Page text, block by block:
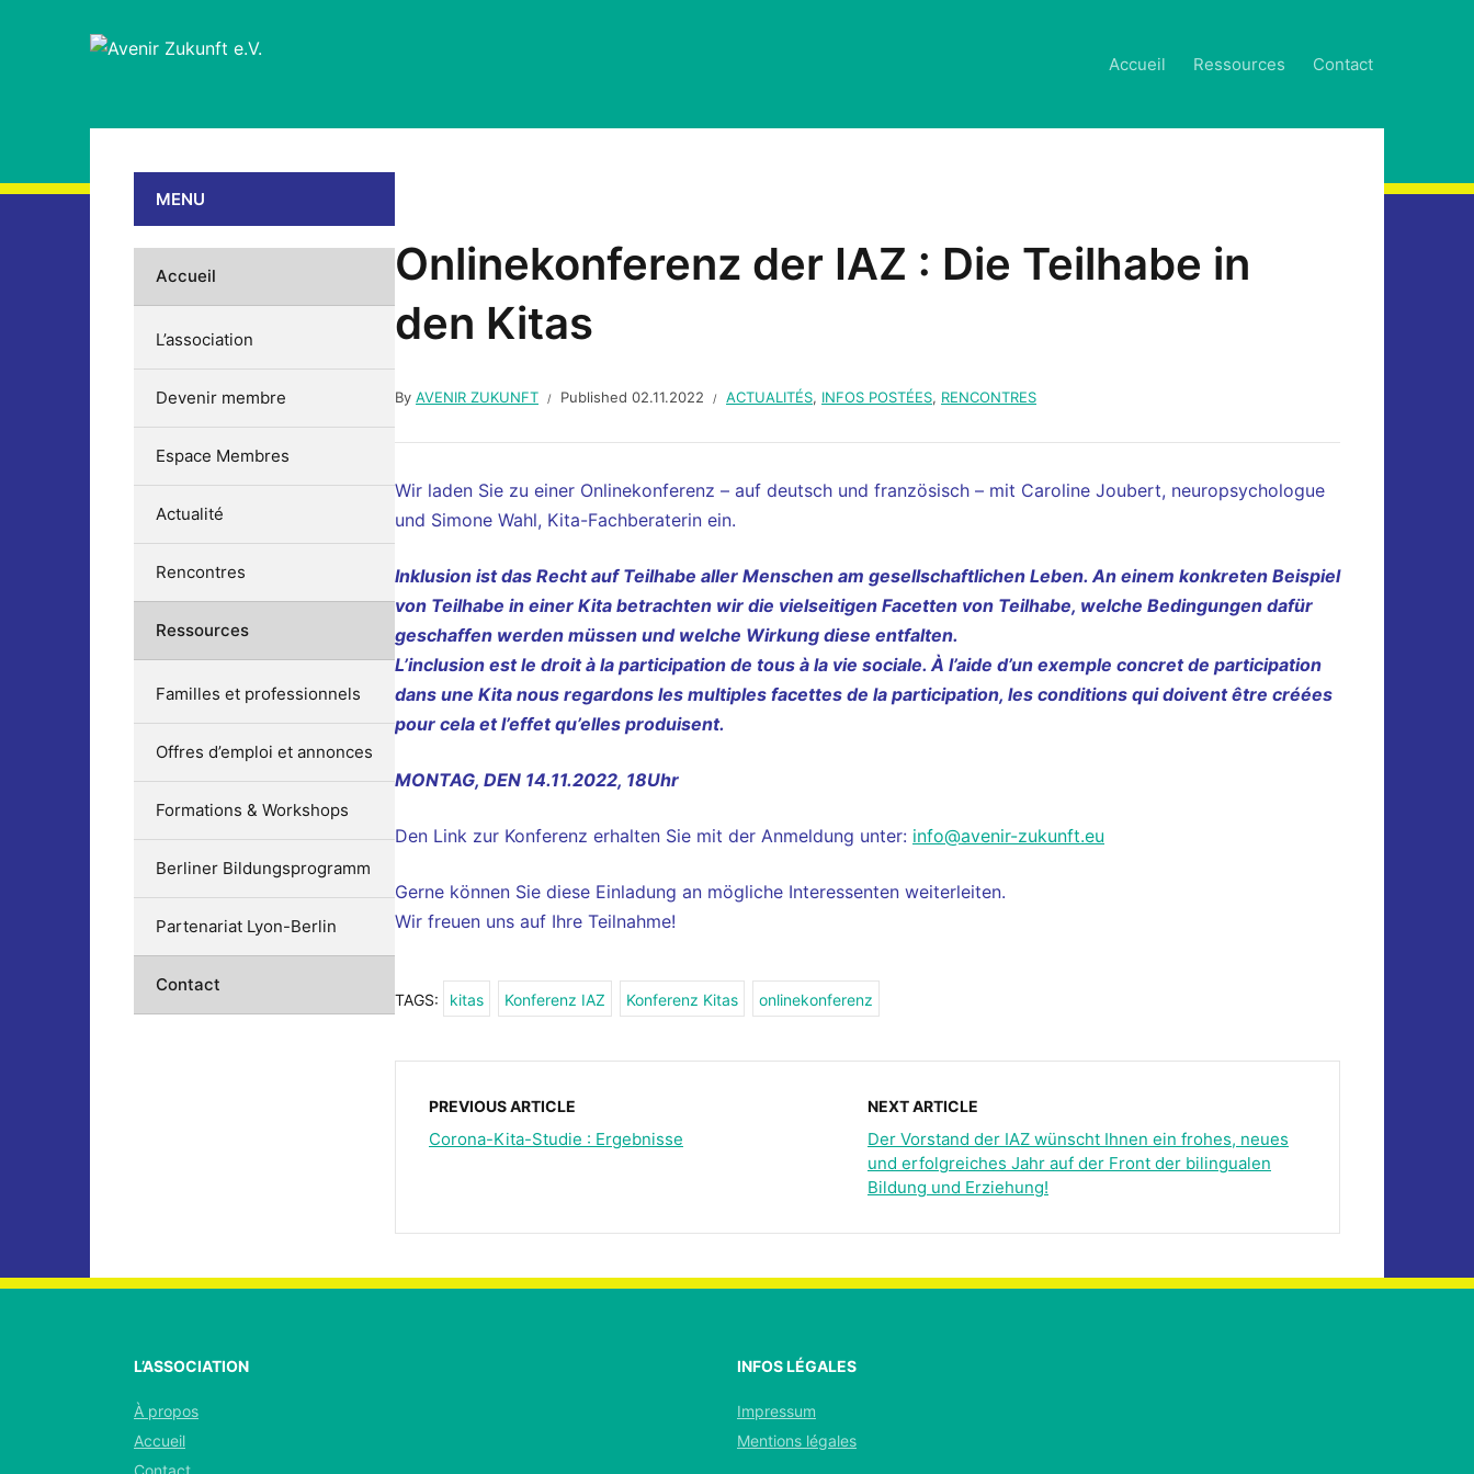
Accueil Ressources Contact
Onlinekonferenz der IAZ : Die Teilhabe in
den Kitas
By AVENIR ZUKUNFT Published 02.11.2022 ACTUALITÉS, INFOS POSTÉES, RENCONTRES
Wir laden Sie zu einer Onlinekonferenz – auf deutsch und französisch – mit Caroline Joubert, neuropsychologue
und Simone Wahl, Kita-Fachberaterin ein.
Inklusion ist das Recht auf Teilhabe aller Menschen am gesellschaftlichen Leben. An einem konkreten Beispiel
von Teilhabe in einer Kita betrachten wir die vielseitigen Facetten von Teilhabe, welche Bedingungen dafür
geschaffen werden müssen und welche Wirkung diese entfalten.
L’inclusion est le droit à la participation de tous à la vie sociale. À l’aide d’un exemple concret de participation
dans une Kita nous regardons les multiples facettes de la participation, les conditions qui doivent être créées
pour cela et l’effet qu’elles produisent.
MONTAG, DEN 14.11.2022, 18Uhr
Den Link zur Konferenz erhalten Sie mit der Anmeldung unter: info@avenir-zukunft.eu
Gerne können Sie diese Einladung an mögliche Interessenten weiterleiten.
Wir freuen uns auf Ihre Teilnahme!
TAGS: kitas Konferenz IAZ Konferenz Kitas onlinekonferenz
PREVIOUS ARTICLE
Corona-Kita-Studie : Ergebnisse
NEXT ARTICLE
Der Vorstand der IAZ wünscht Ihnen ein frohes, neues
und erfolgreiches Jahr auf der Front der bilingualen
Bildung und Erziehung!
MENU
Accueil
L’association
Devenir membre
Espace Membres
Actualité
Rencontres
Ressources
Familles et professionnels
Offres d’emploi et annonces
Formations & Workshops
Berliner Bildungsprogramm
Partenariat Lyon-Berlin
Contact
L’ASSOCIATION
À propos
Accueil
Contact
INFOS LÉGALES
Impressum
Mentions légales